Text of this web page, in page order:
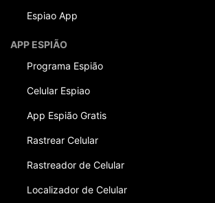
Espiao App
APP ESPIÃO
Programa Espião
Celular Espiao
App Espião Gratis
Rastrear Celular
Rastreador de Celular
Localizador de Celular